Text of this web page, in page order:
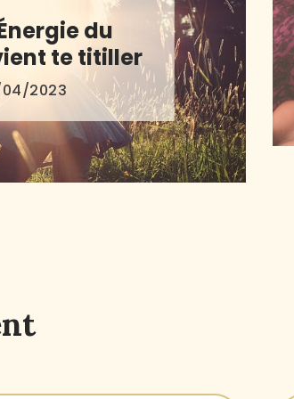
du
te titiller
2023